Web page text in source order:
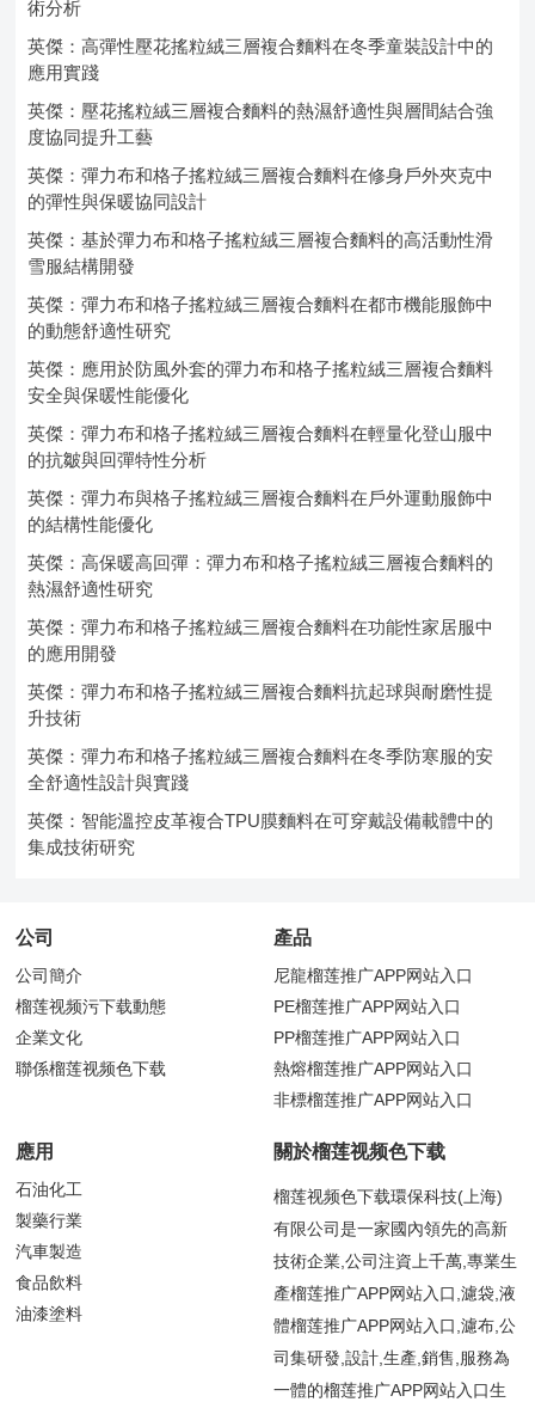
術分析
英傑：高彈性壓花搖粒絨三層複合麵料在冬季童裝設計中的
應用實踐
英傑：壓花搖粒絨三層複合麵料的熱濕舒適性與層間結合強
度協同提升工藝
英傑：彈力布和格子搖粒絨三層複合麵料在修身戶外夾克中
的彈性與保暖協同設計
英傑：基於彈力布和格子搖粒絨三層複合麵料的高活動性滑
雪服結構開發
英傑：彈力布和格子搖粒絨三層複合麵料在都市機能服飾中
的動態舒適性研究
英傑：應用於防風外套的彈力布和格子搖粒絨三層複合麵料
安全與保暖性能優化
英傑：彈力布和格子搖粒絨三層複合麵料在輕量化登山服中
的抗皺與回彈特性分析
英傑：彈力布與格子搖粒絨三層複合麵料在戶外運動服飾中
的結構性能優化
英傑：高保暖高回彈：彈力布和格子搖粒絨三層複合麵料的
熱濕舒適性研究
英傑：彈力布和格子搖粒絨三層複合麵料在功能性家居服中
的應用開發
英傑：彈力布和格子搖粒絨三層複合麵料抗起球與耐磨性提
升技術
英傑：彈力布和格子搖粒絨三層複合麵料在冬季防寒服的安
全舒適性設計與實踐
英傑：智能溫控皮革複合TPU膜麵料在可穿戴設備載體中的
集成技術研究
公司
公司簡介
榴莲视频污下载動態
企業文化
聯係榴莲视频色下载
產品
尼龍榴莲推广APP网站入口
PE榴莲推广APP网站入口
PP榴莲推广APP网站入口
熱熔榴莲推广APP网站入口
非標榴莲推广APP网站入口
應用
石油化工
製藥行業
汽車製造
食品飲料
油漆塗料
關於榴莲视频色下载
榴莲视频色下载環保科技(上海)
有限公司是一家國內領先的高新
技術企業,公司注資上千萬,專業生
產榴莲推广APP网站入口,濾袋,液
體榴莲推广APP网站入口,濾布,公
司集研發,設計,生產,銷售,服務為
一體的榴莲推广APP网站入口生